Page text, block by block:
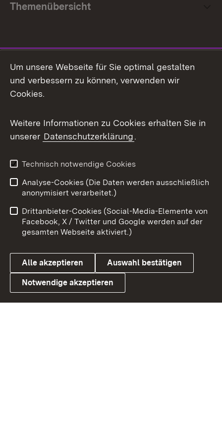
Themenübersicht
Facebook
X / Twitter
Youtube
Link zum Landesportal
Impressum
Kontakt
Barrierefreiheit
Datenschutz
Cookies
Um unsere Webseite für Sie optimal gestalten
und verbessern zu können, verwenden wir
Cookies.
Weitere Informationen zu Cookies erhalten Sie in
unserer Datenschutzerklärung.
Technisch notwendige Cookies
Analyse-Cookies (Die Daten werden ausschließlich
anonymisiert verarbeitet.)
Drittanbieter-Cookies (Social-Media-Elemente von
Facebook, X / Twitter und Google werden auf der
gesamten Webseite aktiviert.)
Alle akzeptieren Auswahl bestätigen
Notwendige akzeptieren